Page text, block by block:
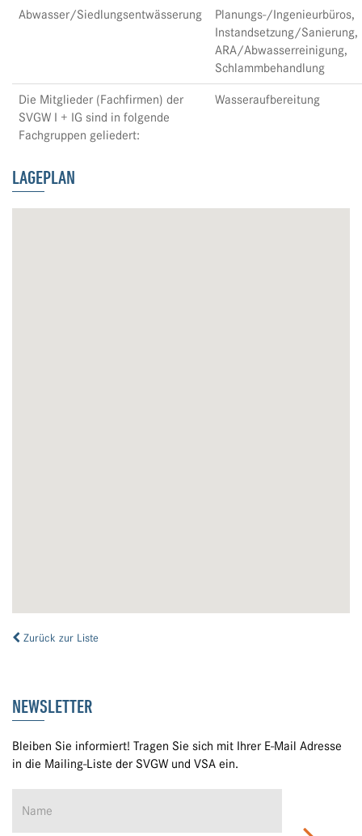
Abwasser/Siedlungsentwässerung
Planungs-/Ingenieurbüros,
Instandsetzung/Sanierung,
ARA/Abwasserreinigung,
Schlammbehandlung
Die Mitglieder (Fachfirmen) der
SVGW I + IG sind in folgende
Fachgruppen geliedert:
Wasseraufbereitung
LAGEPLAN
Zurück zur Liste
NEWSLETTER
Bleiben Sie informiert! Tragen Sie sich mit Ihrer E-Mail Adresse
in die Mailing-Liste der SVGW und VSA ein.